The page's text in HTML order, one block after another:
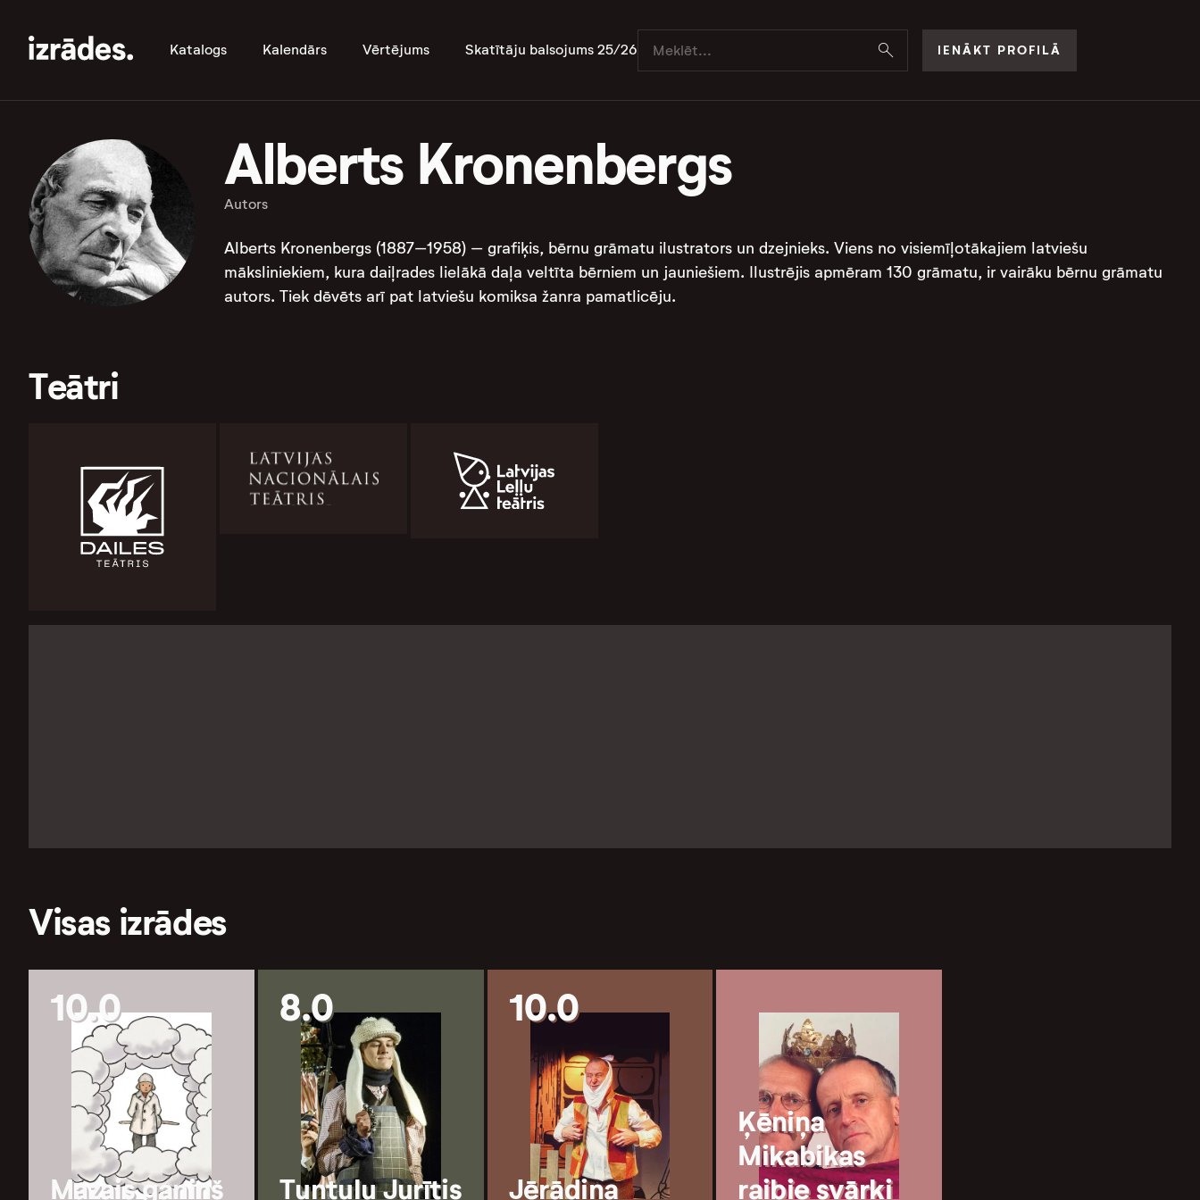
Katalogs Kalendārs Vērtējums Skatītāju balsojums 25/26 IENĀKT PROFILĀ
Alberts Kronenbergs
Autors
Alberts Kronenbergs (1887–1958) – grafiķis, bērnu grāmatu ilustrators un dzejnieks. Viens no visiemīļotākajiem latviešu
māksliniekiem, kura daiļrades lielākā daļa veltīta bērniem un jauniešiem. Ilustrējis apmēram 130 grāmatu, ir vairāku bērnu grāmatu
autors. Tiek dēvēts arī pat latviešu komiksa žanra pamatlicēju.
Teātri
Visas izrādes
10.0
Mazais ganiņš
8.0
Tuntuļu Jurītis
10.0
Jērādiņa
Ķēniņa
Mikabikas
raibie svārki